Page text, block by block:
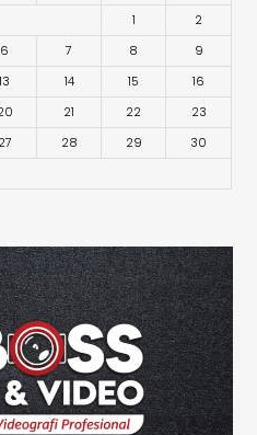
1
2
6 7 8
9
13 14 15
16
21 22
23
27 28 29
30